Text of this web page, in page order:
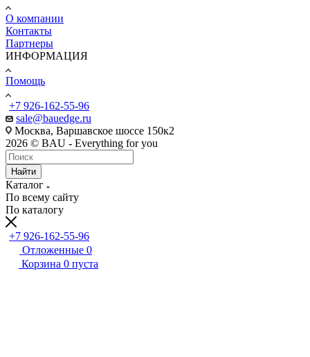
О компании
Контакты
Партнеры
ИНФОРМАЦИЯ
Помощь
+7 926-162-55-96
sale@bauedge.ru
Москва, Варшавское шоссе 150к2
2026 © BAU - Everything for you
Найти
Каталог
По всему сайту
По каталогу
+7 926-162-55-96
Отложенные 0
Корзина 0 пуста